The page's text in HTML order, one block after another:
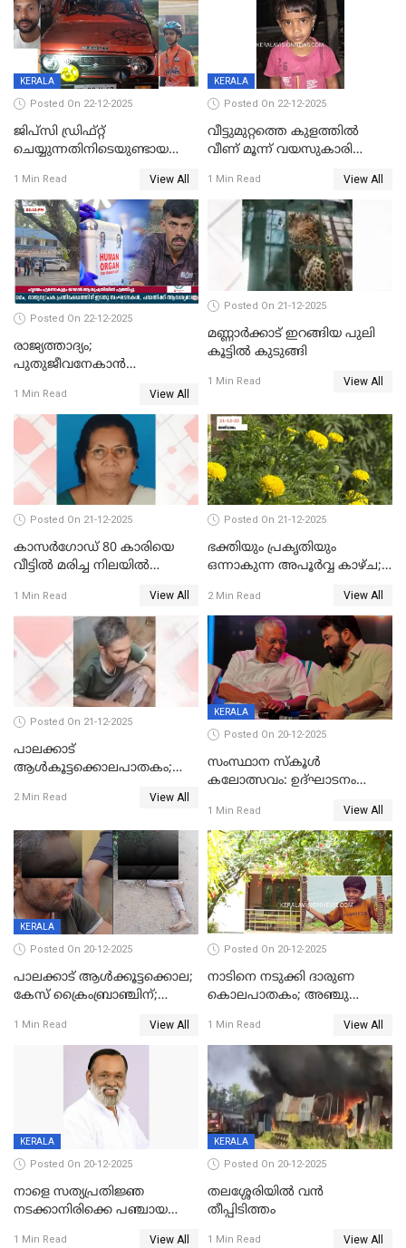
KERALA
Posted On 22-12-2025
ജിപ്സി ഡ്രിഫ്റ്റ്
ചെയ്യുന്നതിനിടെയുണ്ടായ
ദാരുണാന്ത്യം; ജീപ്സി
ഓടിച്ചയാൾ അറസ്റ്റിൽ.
1 Min Read View All
KERALA
Posted On 22-12-2025
വീട്ടുമുറ്റത്തെ കുളത്തിൽ
വീണ് മൂന്ന് വയസുകാരി
1 Min Read View All
Posted On 22-12-2025
രാജ്യത്താദ്യം;
പുതുജീവനേകാൻ
എറണാകുളം സർക്കാർ
ജനറൽ
ആശുപത്രിയിലെത്തിച്ചു
1 Min Read View All
Posted On 21-12-2025
മണ്ണാർക്കാട് ഇറങ്ങിയ പുലി
കൂട്ടിൽ കുടുങ്ങി
1 Min Read View All
Posted On 21-12-2025
കാസർഗോഡ് 80 കാരിയെ
വീട്ടിൽ മരിച്ച നിലയിൽ
1 Min Read View All
Posted On 21-12-2025
ഭക്തിയും പ്രകൃതിയും
ഒന്നാകുന്ന അപൂര്‍വ്വ കാഴ്ച;
കാഴ്ചാനുഭവമൊരുക്കി
ശബരീ നന്ദനം
2 Min Read View All
Posted On 21-12-2025
പാലക്കാട്‌
ആൾകൂട്ടക്കൊലപാതകം;
ഊർജ്ജിതമാക്കിമാക്കി
2 Min Read View All
KERALA
Posted On 20-12-2025
സംസ്ഥാന സ്കൂൾ
കലോത്സവം: ഉദ്ഘാടനം
മുഖ്യാതിഥിയായി
മോഹൻലാൽ
1 Min Read View All
KERALA
Posted On 20-12-2025
പാലക്കാട് ആൾക്കൂട്ടക്കൊല;
കേസ് ക്രൈംബ്രാഞ്ചിന്;
അന്വേഷിക്കും
1 Min Read View All
Posted On 20-12-2025
നാടിനെ നടുക്കി ദാരുണ
കൊലപാതകം; അഞ്ചു
കഴുത്തുഞെരിച്ച് കൊന്നു
1 Min Read View All
KERALA
Posted On 20-12-2025
നാളെ സത്യപ്രതിജ്ഞ
നടക്കാനിരിക്കെ പഞ്ചായത്ത്
1 Min Read View All
KERALA
Posted On 20-12-2025
തലശ്ശേരിയിൽ വൻ
തീപ്പിടിത്തം
1 Min Read View All